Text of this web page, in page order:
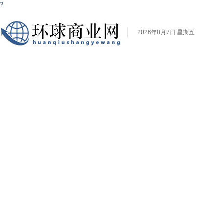
?
2026年8月7日 星期五